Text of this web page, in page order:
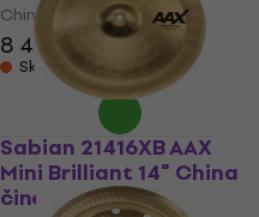
China činel
8 499 Kč
Skladem u dodavatele
Sabian 21416XB AAX
Mini Brilliant 14" China
činel